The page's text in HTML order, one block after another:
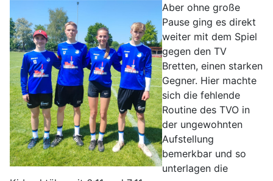
Aber ohne große
Pause ging es direkt
weiter mit dem Spiel
gegen den TV
Bretten, einen starken
Gegner. Hier machte
sich die fehlende
Routine des TVO in
der ungewohnten
Aufstellung
bemerkbar und so
unterlagen die